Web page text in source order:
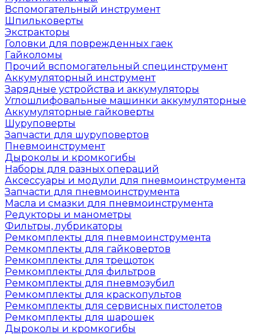
Вспомогательный инструмент
Шпильковерты
Экстракторы
Головки для поврежденных гаек
Гайколомы
Прочий вспомогательный специнструмент
Аккумуляторный инструмент
Зарядные устройства и аккумуляторы
Углошлифовальные машинки аккумуляторные
Аккумуляторные гайковерты
Шуруповерты
Запчасти для шуруповертов
Пневмоинструмент
Дыроколы и кромкогибы
Наборы для разных операций
Аксессуары и модули для пневмоинструмента
Запчасти для пневмоинструмента
Масла и смазки для пневмоинструмента
Редукторы и манометры
Фильтры, лубрикаторы
Ремкомплекты для пневмоинструмента
Ремкомплекты для гайковертов
Ремкомплекты для трещоток
Ремкомплекты для фильтров
Ремкомплекты для пневмозубил
Ремкомплекты для краскопультов
Ремкомплекты для сервисных пистолетов
Ремкомплекты для шарошек
Дыроколы и кромкогибы